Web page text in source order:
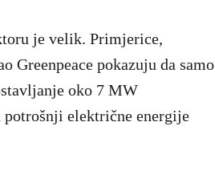
je velik. Primjerice,
Greenpeace pokazuju da samo
oko 7 MW
potrošnji električne energije